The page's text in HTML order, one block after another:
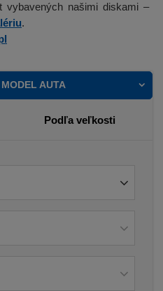
vybavených našimi diskami –
.
AUTA
Podľa veľkosti